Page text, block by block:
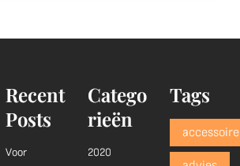
Recent
Posts
Voor
Catego
rieën
2020
Tags